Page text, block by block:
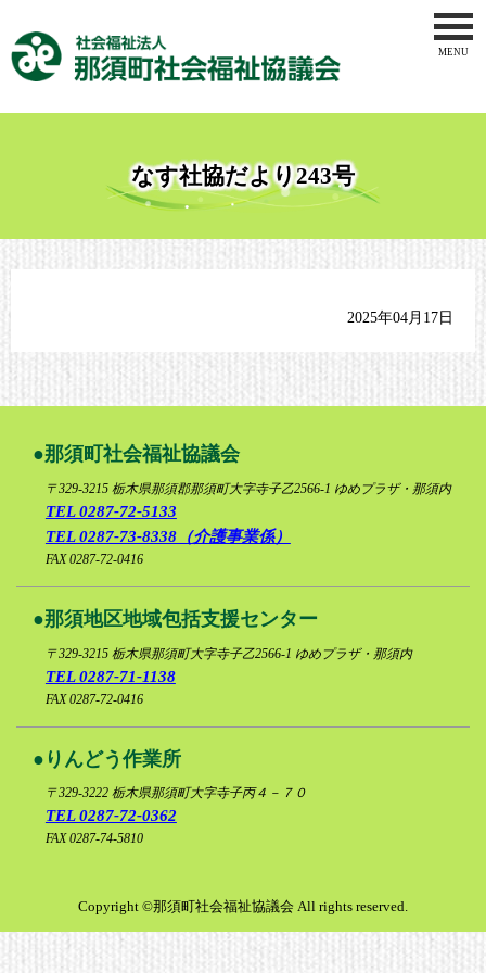
MENU
介護事業
那須地区
りんどう
なす社協だより243号
2025年04月17日
那須町社会福祉協議会
〒329-3215 栃木県那須郡那須町大字寺子乙2566-1 ゆめプラザ・那須内
TEL 0287-72-5133
TEL 0287-73-8338（介護事業係）
FAX 0287-72-0416
那須地区地域包括支援センター
〒329-3215 栃木県那須町大字寺子乙2566-1 ゆめプラザ・那須内
TEL 0287-71-1138
FAX 0287-72-0416
りんどう作業所
〒329-3222 栃木県那須町大字寺子丙４－７０
TEL 0287-72-0362
FAX 0287-74-5810
Copyright ©那須町社会福祉協議会 All rights reserved.